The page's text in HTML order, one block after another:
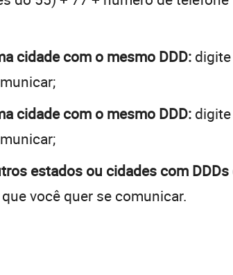
cidade com o mesmo DDD:
cidade com o mesmo DDD:
estados ou cidades com
você quer se comunicar.